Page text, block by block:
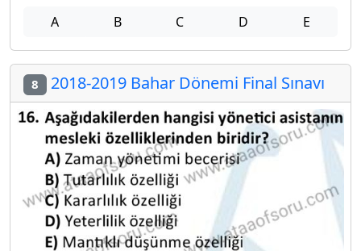
A B C D E
8 2018-2019 Bahar Dönemi Final Sınavı